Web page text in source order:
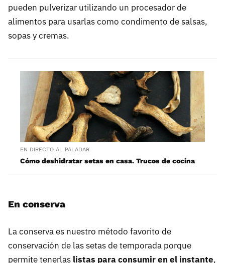
pueden pulverizar utilizando un procesador de
alimentos para usarlas como condimento de salsas,
sopas y cremas.
EN DIRECTO AL PALADAR
Cómo deshidratar setas en casa. Trucos de cocina
En conserva
La conserva es nuestro método favorito de
conservación de las setas de temporada porque
permite tenerlas listas para consumir en el instante,